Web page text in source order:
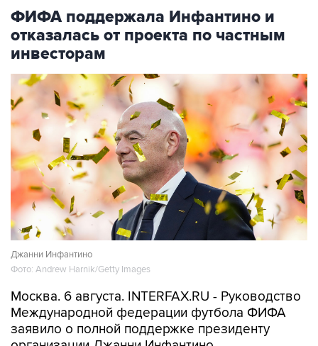
ФИФА поддержала Инфантино и
отказалась от проекта по частным
инвесторам
Джанни Инфантино
Фото: Andrew Harnik/Getty Images
Москва. 6 августа. INTERFAX.RU - Руководство
Международной федерации футбола ФИФА
заявило о полной поддержке президенту